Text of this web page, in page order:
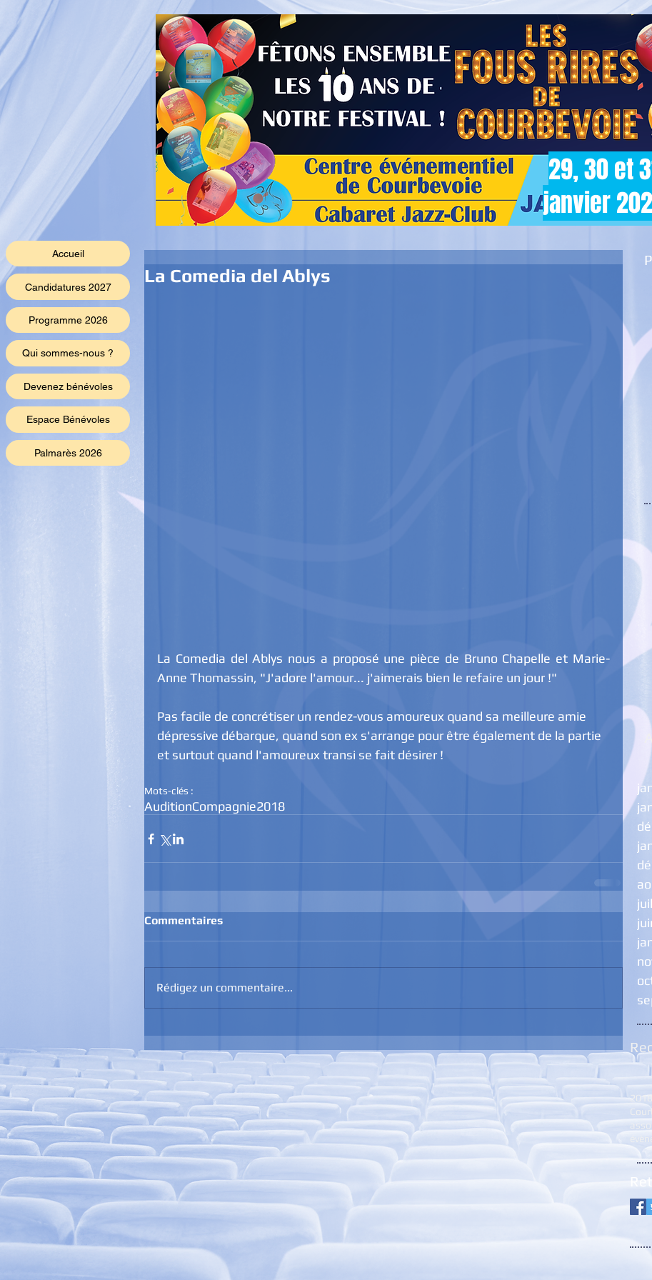
29, 30 et
janvier
La Comedia del Ablys
La Comedia del Ablys nous a proposé une pièce de Bruno Chapelle et Marie-
Anne Thomassin, "J'adore l'amour... j'aimerais bien le refaire un jour !"
Pas facile de concrétiser un rendez-vous amoureux quand sa meilleure amie
dépressive débarque, quand son ex s'arrange pour être également de la partie
et surtout quand l'amoureux transi se fait désirer !
Mots-clés :
AuditionCompagnie2018
Commentaires
Rédigez un commentaire...
2018
Accueil
Candidatures 2027
Programme 2026
Qui sommes-nous ?
Devenez bénévoles
Espace Bénévoles
Palmarès 2026